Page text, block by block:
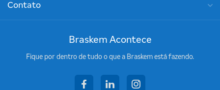
Contato
Braskem Acontece
Fique por dentro de tudo o que a Braskem está fazendo.
facebooklinkedininstagram